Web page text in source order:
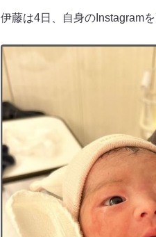
伊藤は4日、自身のInstagram